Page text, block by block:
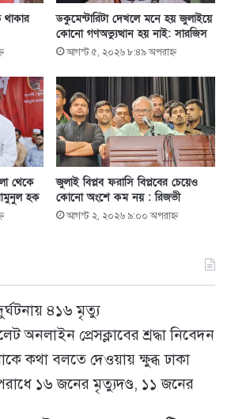
থাকার
ডকুমেন্টারিটা দেখলে মনে হয় জুলাইয়ে
কোনো গণঅভ্যুত্থান হয় নাই: সারজিস
আগস্ট ৫, ২০২৬ ৮:৪৯ অপরাহ্ণ
থেকে
হক
জুলাই বিপ্লব ফরাসি বিপ্লবের চেয়েও
কোনো অংশে কম নয় : রিজভী
আগস্ট ২, ২০২৬ ৯:০০ অপরাহ্ণ
৪১৬ মৃত্যু
অনলাইন প্রেসক্লাবের শ্রদ্ধা নিবেদন
কথা বলতে দেওয়ায় ক্ষুব্ধ ঢাকা
১৬ জনের মৃত্যুদণ্ড, ১১ জনের